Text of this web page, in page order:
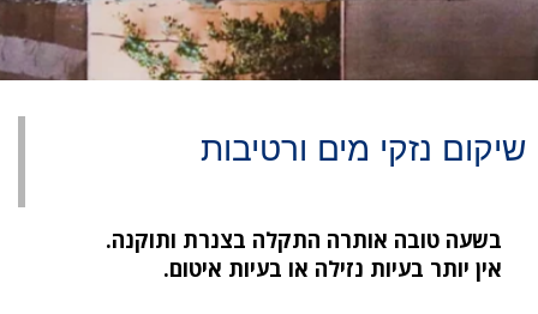
שיקום נזקי מים ורטיבות
בשעה טובה אותרה התקלה בצנרת ותוקנה.
אין יותר בעיות נזילה או בעיות איטום.